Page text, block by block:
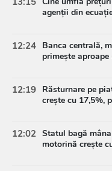
agenții din
12:24 Banca centrală,
primește
12:19 Răsturnare pe
crește cu
12:02 Statul bagă
motorină crește